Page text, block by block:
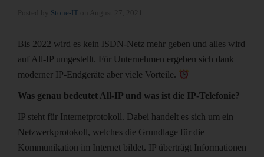
Stone-IT
Bis 2022 wird es kein ISDN-Netz mehr geben und alles wird
auf All-IP umgestellt. Für Unternehmen ergeben sich dank
moderner IP-Endgeräte aber viele Vorteile.
Was genau bedeutet All-IP und was ist die IP-Telefonie?
IP steht für Internetprotokoll. Dabei handelt es sich um ein
Netzwerkprotokoll, welches die Grundlage für die
Kommunikation im Internet bildet. IP überträgt Informationen